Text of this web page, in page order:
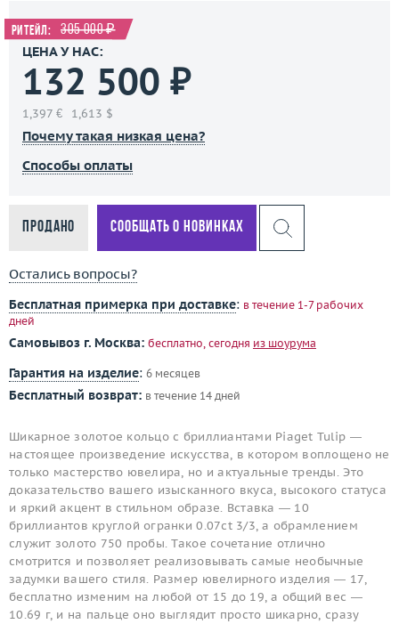
Ритейл: 305 000 ₽
ЦЕНА У НАС:
132 500 ₽
1,397 € 1,613 $
Почему такая низкая цена?
Способы оплаты
Продано Сообщать о новинках
Остались вопросы?
Бесплатная примерка при доставке: в течение 1-7 рабочих
дней
Самовывоз г. Москва: бесплатно, сегодня из шоурума
Гарантия на изделие: 6 месяцев
Бесплатный возврат: в течение 14 дней
Шикарное золотое кольцо с бриллиантами Piaget Tulip —
настоящее произведение искусства, в котором воплощено не
только мастерство ювелира, но и актуальные тренды. Это
доказательство вашего изысканного вкуса, высокого статуса
и яркий акцент в стильном образе. Вставка — 10
бриллиантов круглой огранки 0.07ct 3/3, а обрамлением
служит золото 750 пробы. Такое сочетание отлично
смотрится и позволяет реализовывать самые необычные
задумки вашего стиля. Размер ювелирного изделия — 17,
бесплатно изменим на любой от 15 до 19, а общий вес —
10.69 г, и на пальце оно выглядит просто шикарно, сразу